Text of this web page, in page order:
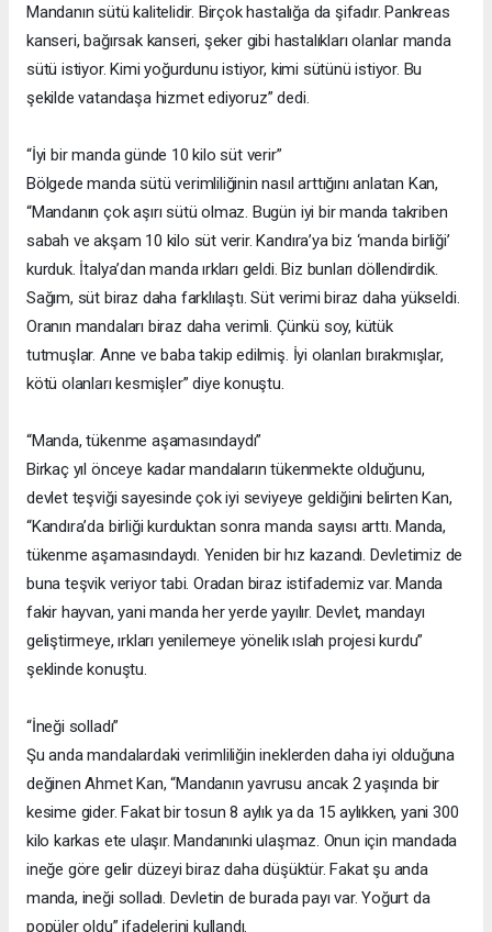
Mandanın sütü kalitelidir. Birçok hastalığa da şifadır. Pankreas
kanseri, bağırsak kanseri, şeker gibi hastalıkları olanlar manda
sütü istiyor. Kimi yoğurdunu istiyor, kimi sütünü istiyor. Bu
şekilde vatandaşa hizmet ediyoruz” dedi.
“İyi bir manda günde 10 kilo süt verir”
Bölgede manda sütü verimliliğinin nasıl arttığını anlatan Kan,
“Mandanın çok aşırı sütü olmaz. Bugün iyi bir manda takriben
sabah ve akşam 10 kilo süt verir. Kandıra’ya biz ‘manda birliği’
kurduk. İtalya’dan manda ırkları geldi. Biz bunları döllendirdik.
Sağım, süt biraz daha farklılaştı. Süt verimi biraz daha yükseldi.
Oranın mandaları biraz daha verimli. Çünkü soy, kütük
tutmuşlar. Anne ve baba takip edilmiş. İyi olanları bırakmışlar,
kötü olanları kesmişler” diye konuştu.
“Manda, tükenme aşamasındaydı”
Birkaç yıl önceye kadar mandaların tükenmekte olduğunu,
devlet teşviği sayesinde çok iyi seviyeye geldiğini belirten Kan,
“Kandıra’da birliği kurduktan sonra manda sayısı arttı. Manda,
tükenme aşamasındaydı. Yeniden bir hız kazandı. Devletimiz de
buna teşvik veriyor tabi. Oradan biraz istifademiz var. Manda
fakir hayvan, yani manda her yerde yayılır. Devlet, mandayı
geliştirmeye, ırkları yenilemeye yönelik ıslah projesi kurdu”
şeklinde konuştu.
“İneği solladı”
Şu anda mandalardaki verimliliğin ineklerden daha iyi olduğuna
değinen Ahmet Kan, “Mandanın yavrusu ancak 2 yaşında bir
kesime gider. Fakat bir tosun 8 aylık ya da 15 aylıkken, yani 300
kilo karkas ete ulaşır. Mandanınki ulaşmaz. Onun için mandada
ineğe göre gelir düzeyi biraz daha düşüktür. Fakat şu anda
manda, ineği solladı. Devletin de burada payı var. Yoğurt da
popüler oldu” ifadelerini kullandı.